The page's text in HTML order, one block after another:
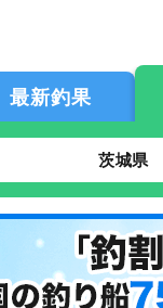
最新釣果
茨城県